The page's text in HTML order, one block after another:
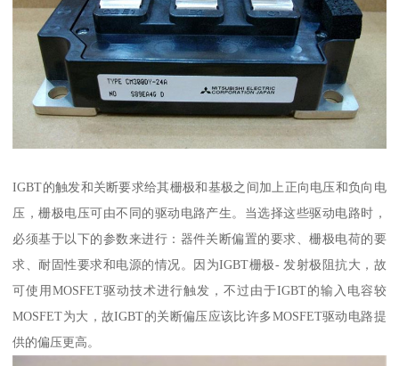
IGBT的触发和关断要求给其栅极和基极之间加上正向电压和负向电
压，栅极电压可由不同的驱动电路产生。当选择这些驱动电路时，
必须基于以下的参数来进行：器件关断偏置的要求、栅极电荷的要
求、耐固性要求和电源的情况。因为IGBT栅极- 发射极阻抗大，故
可使用MOSFET驱动技术进行触发，不过由于IGBT的输入电容较
MOSFET为大，故IGBT的关断偏压应该比许多MOSFET驱动电路提
供的偏压更高。